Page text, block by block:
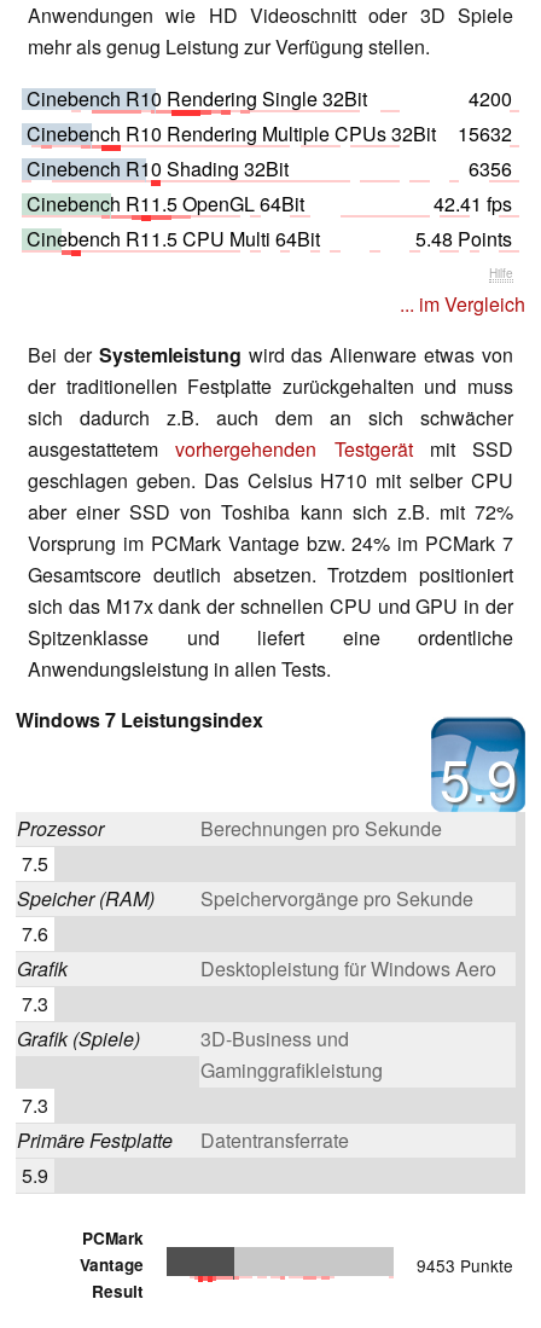
Anwendungen wie HD Videoschnitt oder 3D Spiele
mehr als genug Leistung zur Verfügung stellen.
Cinebench R10 Rendering Single 32Bit
4200
Cinebench R10 Rendering Multiple CPUs 32Bit
15632
Cinebench R10 Shading 32Bit
6356
Cinebench R11.5 OpenGL 64Bit
42.41 fps
Cinebench R11.5 CPU Multi 64Bit
5.48 Points
Hilfe
... im Vergleich
Bei der Systemleistung wird das Alienware etwas von
der traditionellen Festplatte zurückgehalten und muss
sich dadurch z.B. auch dem an sich schwächer
ausgestattetemvorhergehenden Testgerätmit SSD
geschlagen geben. Das Celsius H710 mit selber CPU
aber einer SSD von Toshiba kann sich z.B. mit 72%
Vorsprung im PCMark Vantage bzw. 24% im PCMark 7
Gesamtscore deutlich absetzen. Trotzdem positioniert
sich das M17x dank der schnellen CPU und GPU in der
Spitzenklasse und liefert eine ordentliche
Anwendungsleistung in allen Tests.
5.9
Windows 7 Leistungsindex
Prozessor
Berechnungen pro Sekunde
7.5
Speicher (RAM)
Speichervorgänge pro Sekunde
7.6
Grafik
Desktopleistung für Windows Aero
7.3
Grafik (Spiele)
3D-Business und
Gaminggrafikleistung
7.3
Primäre Festplatte
Datentransferrate
5.9
PCMark
Vantage
Result
9453 Punkte